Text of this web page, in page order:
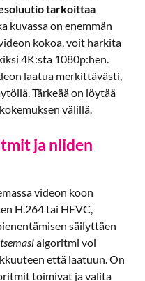
tarkoittaa
kuvassa on enemmän
kokoa, voit harkita
4K:sta 1080p:hen.
laatua merkittävästi,
Tärkeää on löytää
välillä.
ja niiden
videon koon
H.264 tai HEVC,
säilyttäen
algoritmi voi
että laatuun. On
toimivat ja valita